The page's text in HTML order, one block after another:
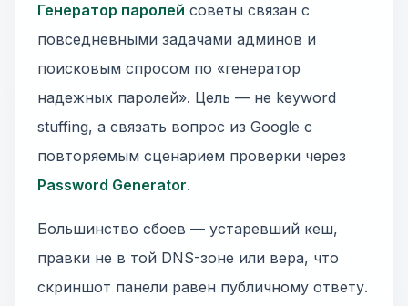
Генератор паролей советы связан с
повседневными задачами админов и
поисковым спросом по «генератор
надежных паролей». Цель — не keyword
stuffing, а связать вопрос из Google с
повторяемым сценарием проверки через
Password Generator.
Большинство сбоев — устаревший кеш,
правки не в той DNS-зоне или вера, что
скриншот панели равен публичному ответу.